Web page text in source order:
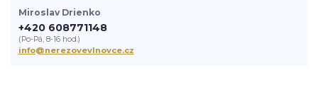
Miroslav Drienko
+420 608771148
(Po-Pá, 8-16 hod.)
info@nerezovevlnovce.cz